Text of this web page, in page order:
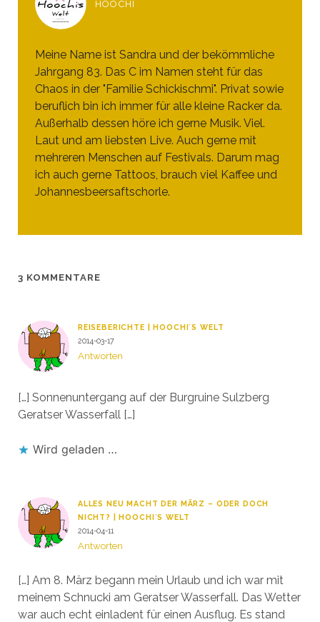
HOOCHI
Meine Name ist Sandra und der bekömmliche
Jahrgang 83. Das C im Namen steht für das
Chaos in der "Familie Schickischmi". Privat sowie
beruflich bin ich immer für alle kleine Racker da.
Außerhalb dessen höre ich gerne Musik. Viel.
Laut und am liebsten Live. Auch gerne mit
mehreren Menschen auf Festivals. Darum mag
ich auch gerne Tattoos, brauch viel Kaffee und
Johannesbeersaftschorle.
3 KOMMENTARE
REISEBERICHTE | HOOCHI´S WELT
2014-03-17
Antworten
[…] Sonnenuntergang auf der Burgruine Sulzberg
Geratser Wasserfall […]
Wird geladen …
ALLES NEU MACHT DER MÄRZ – ODER DOCH
NICHT? | HOOCHI´S WELT
2014-04-11
Antworten
[…] Am 8. März begann mein Urlaub und ich war mit
meinem Schnucki am Geratser Wasserfall. Das Wetter
war auch echt einladent für einen Ausflug. Es stand